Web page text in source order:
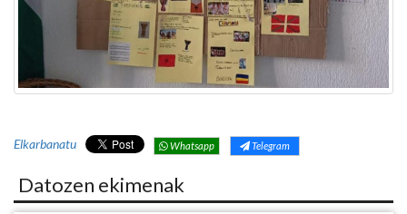
Elkarbanatu Whatsapp Telegram
Datozen ekimenak